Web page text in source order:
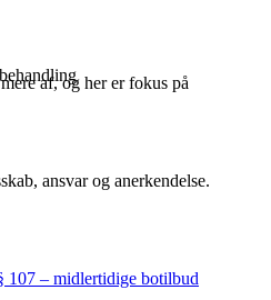
af, og her er fokus på
ansvar og anerkendelse.
107 – midlertidige botilbud